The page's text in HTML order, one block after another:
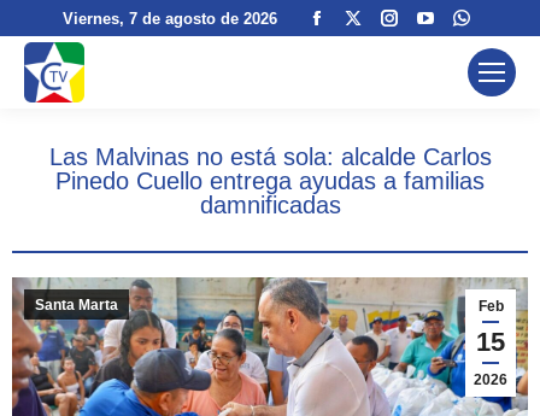
Viernes, 7 de agosto de 2026
Facebook
windowwindow
Instagram
window
YouTube
opens
window
page
opens
window
Las Malvinas no está sola: alcalde Carlos
Pinedo Cuello entrega ayudas a familias
damnificadas
Feb
15
2026
Santa Marta